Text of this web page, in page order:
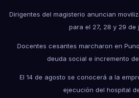
Dirigentes del magisterio anuncian
para el 27, 28 y 29 de
Docentes cesantes marcharon en
deuda social e incremento
El 14 de agosto se conocerá a la
ejecución del hospital